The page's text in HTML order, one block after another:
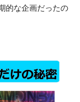
的な企画だったの